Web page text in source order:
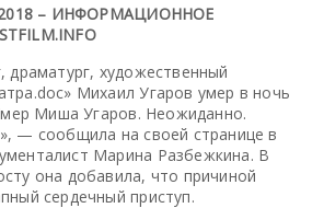
2018 – ИНФОРМАЦИОННОЕ
драматург, художественный
Михаил Угаров умер в ночь
Миша Угаров. Неожиданно.
— сообщила на своей странице в
Марина Разбежкина. В
она добавила, что причиной
сердечный приступ.